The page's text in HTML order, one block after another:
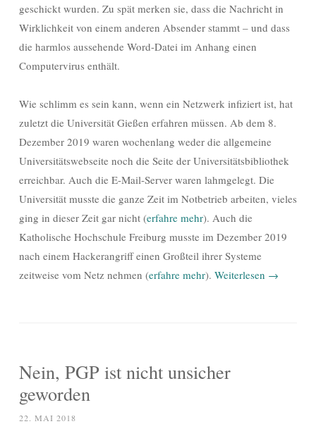
geschickt wurden. Zu spät merken sie, dass die Nachricht in
Wirklichkeit von einem anderen Absender stammt – und dass
die harmlos aussehende Word-Datei im Anhang einen
Computervirus enthält.
Wie schlimm es sein kann, wenn ein Netzwerk infiziert ist, hat
zuletzt die Universität Gießen erfahren müssen. Ab dem 8.
Dezember 2019 waren wochenlang weder die allgemeine
Universitätswebseite noch die Seite der Universitätsbibliothek
erreichbar. Auch die E-Mail-Server waren lahmgelegt. Die
Universität musste die ganze Zeit im Notbetrieb arbeiten, vieles
ging in dieser Zeit gar nicht (erfahre mehr). Auch die
Katholische Hochschule Freiburg musste im Dezember 2019
nach einem Hackerangriff einen Großteil ihrer Systeme
zeitweise vom Netz nehmen (erfahre mehr). Weiterlesen →
Nein, PGP ist nicht unsicher
geworden
22. MAI 2018